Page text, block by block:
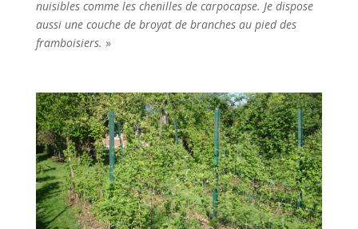
nuisibles comme les chenilles de carpocapse. Je dispose
aussi une couche de broyat de branches au pied des
framboisiers. »